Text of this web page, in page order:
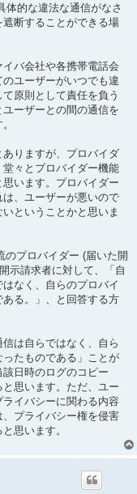
体的な違法な通信がなさ
断することができる場
バ会社や各携帯電話会
ユーザーがいつでも違
原則として責任を負う
ーザーとの間の通信を
ありますが、プロバイダ
々とプロバイダー機能
います。プロバイダー
、ユーザーが悪いので
ということかと思いま
のプロバイダー (届いた開
示請求者に対して、「自
なく、自らのプロバイ
る。」、と回答する方
は自らではなく、自ら
たものである」ことが
日時のログのコピー
思います。ただ、ユー
イバシーに関わる内容
プライバシー権を侵害
思います。